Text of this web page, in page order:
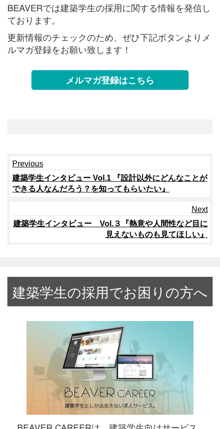
BEAVERでは建築学生の採用に関する情報を発信し
ております。
更新情報のチェックのため、ぜひ下記ボタンよりメ
ルマガ登録をお願い致します！
メルマガ登録はこちら
Continue
Reading
Previous
建築学生インタビュー Vol.1 『設計以外にどんなことが
できる人なんだろう？を知ってもらいたい』
Next
建築学生インタビュー Vol.３『熱意や人間性など目に
見えないものも見てほしい』
建築学生の採用でお困りの方へ